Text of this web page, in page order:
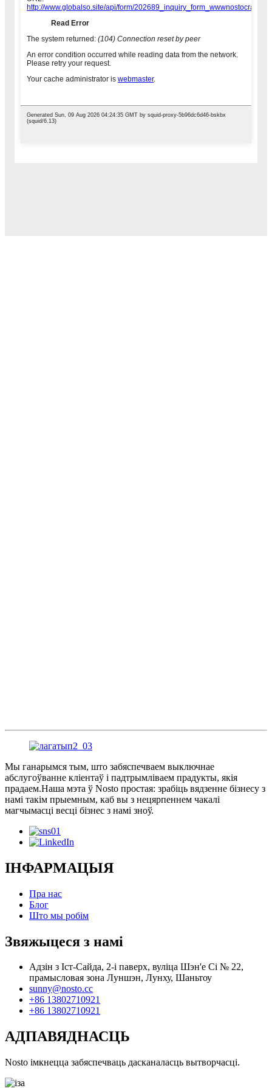
Мы ганарымся тым, што забяспечваем выключнае
абслугоўванне кліентаў і падтрымліваем прадукты, якія
прадаем.Наша мэта ў Nosto простая: зрабіць вядзенне бізнесу з
намі такім прыемным, каб вы з нецярпеннем чакалі
магчымасці весці бізнес з намі зноў.
ІНФАРМАЦЫЯ
Пра нас
Блог
Што мы робім
Звяжыцеся з намі
Адзін з Іст-Сайда, 2-і паверх, вуліца Шэн'е Сі № 22,
прамысловая зона Луншэн, Лунху, Шаньтоу
sunny@nosto.cc
+86 13802710921
+86 13802710921
АДПАВЯДНАСЦЬ
Nosto імкнецца забяспечваць дасканаласць вытворчасці.